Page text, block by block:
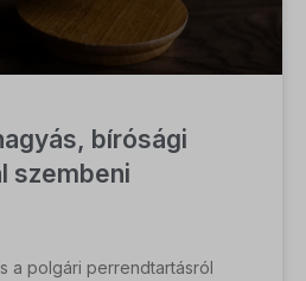
bírósági
szembeni
a polgári perrendtartásról